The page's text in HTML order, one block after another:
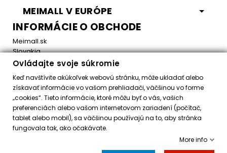
MEIMALL V EURÓPE
INFORMÁCIE O OBCHODE
Meimall.sk
Slovakia
Email:office@meimall.sk
Control your Privacy
Všetky práva vyhradené ©
Ovládajte svoje súkromie
Keď navštívite akúkoľvek webovú stránku, môže ukladať alebo
získavať informácie vo vašom prehliadači, väčšinou vo forme
„cookies“. Tieto informácie, ktoré môžu byť o vás, vašich
preferenciách alebo vašom internetovom zariadení (počítač,
tablet alebo mobil), sa väčšinou používajú na to, aby stránka
fungovala tak, ako očakávate.
More info